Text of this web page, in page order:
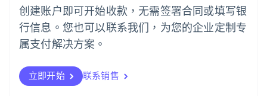
创建账户即可开始收款，无需签署合同或填写银
行信息。您也可以联系我们，为您的企业定制专
属支付解决方案。
立即开始 联系销售
日本
日本語English
瑞典
SvenskaEnglish
Deutsch FrançaisItaliano English
塞浦路斯